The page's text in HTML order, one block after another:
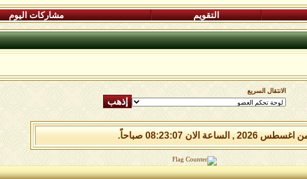
التقويم مشاركات اليوم
الانتقال السريع